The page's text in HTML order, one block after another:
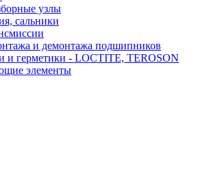
узлы
сальники
и демонтажа подшипников
герметики - LOCTITE, TEROSON
элементы